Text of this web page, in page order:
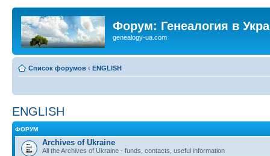
Форум: Генеалогия в
genealogy-ua.com
Список форумов ‹ ENGLISH
ENGLISH
ФОРУМ
Archives of Ukraine
All the Archives of Ukraine - funds, contacts, useful information